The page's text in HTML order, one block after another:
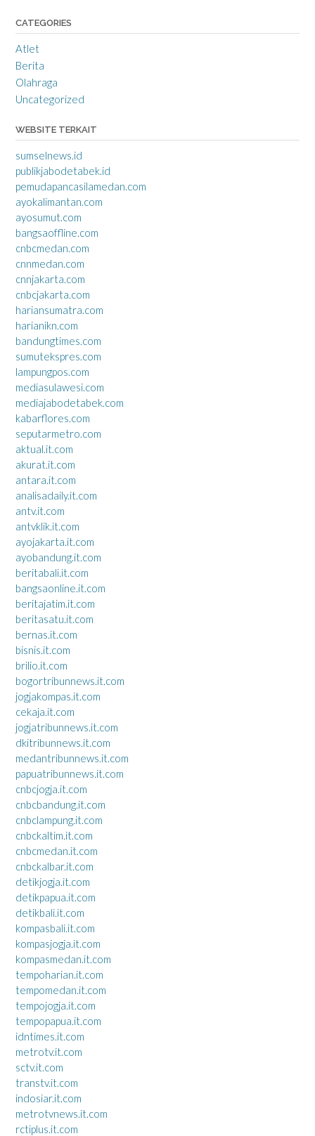
CATEGORIES
Atlet
Berita
Olahraga
Uncategorized
WEBSITE TERKAIT
sumselnews.id
publikjabodetabek.id
pemudapancasilamedan.com
ayokalimantan.com
ayosumut.com
bangsaoffline.com
cnbcmedan.com
cnnmedan.com
cnnjakarta.com
cnbcjakarta.com
hariansumatra.com
harianikn.com
bandungtimes.com
sumutekspres.com
lampungpos.com
mediasulawesi.com
mediajabodetabek.com
kabarflores.com
seputarmetro.com
aktual.it.com
akurat.it.com
antara.it.com
analisadaily.it.com
antv.it.com
antvklik.it.com
ayojakarta.it.com
ayobandung.it.com
beritabali.it.com
bangsaonline.it.com
beritajatim.it.com
beritasatu.it.com
bernas.it.com
bisnis.it.com
brilio.it.com
bogortribunnews.it.com
jogjakompas.it.com
cekaja.it.com
jogjatribunnews.it.com
dkitribunnews.it.com
medantribunnews.it.com
papuatribunnews.it.com
cnbcjogja.it.com
cnbcbandung.it.com
cnbclampung.it.com
cnbckaltim.it.com
cnbcmedan.it.com
cnbckalbar.it.com
detikjogja.it.com
detikpapua.it.com
detikbali.it.com
kompasbali.it.com
kompasjogja.it.com
kompasmedan.it.com
tempoharian.it.com
tempomedan.it.com
tempojogja.it.com
tempopapua.it.com
idntimes.it.com
metrotv.it.com
sctv.it.com
transtv.it.com
indosiar.it.com
metrotvnews.it.com
rctiplus.it.com